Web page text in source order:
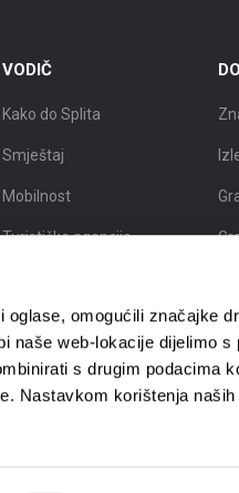
omogućili značajke
naše web-lokacije dijelimo s
s drugim podacima
Nastavkom korištenja
VODIČ
Kako do Splita
Smještaj
Mobilnost
Turističke agencije